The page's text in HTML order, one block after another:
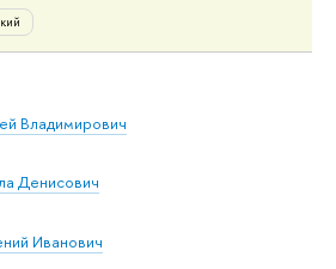
Владимирович
Денисович
Иванович